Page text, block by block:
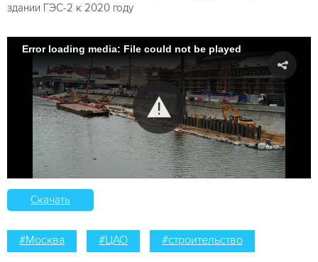
здании ГЭС-2 к 2020 году
Error loading media: File could not be played
Скачать
#Москва #ЦАО #строительство